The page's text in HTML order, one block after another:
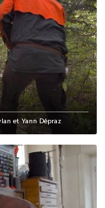
et Yann Dépraz